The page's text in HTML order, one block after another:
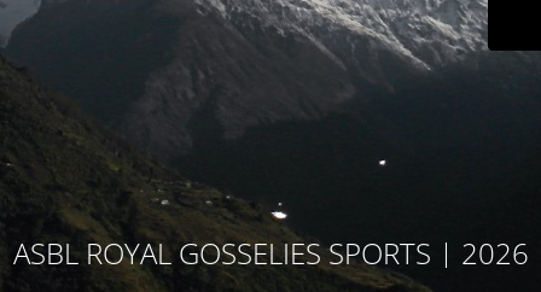
ASBL ROYAL GOSSELIES SPORTS | 2026